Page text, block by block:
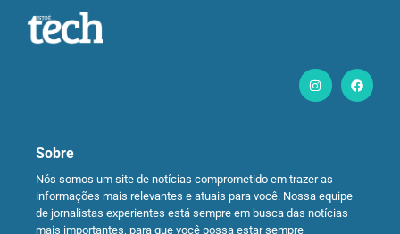
Sobre
Nós somos um site de notícias comprometido em trazer as
informações mais relevantes e atuais para você. Nossa equipe
de jornalistas experientes está sempre em busca das notícias
mais importantes, para que você possa estar sempre